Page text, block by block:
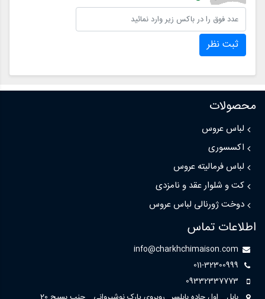
ثبت نظر
محصولات
لباس عروس
اکسسوری
لباس فرمالیته عروس
کت و شلوار عقد و نامزدی
دوخت ژورنالی لباس عروس
اطلاعات تماس
info@charkhchimaison.com
011-32300999
09332337773